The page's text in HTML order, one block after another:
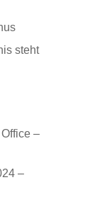
steht
–
–